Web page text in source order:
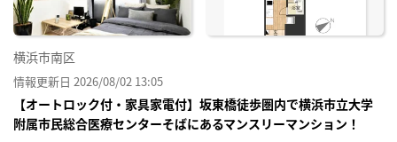
横浜市南区
情報更新日 2026/08/02 13:05
【オートロック付・家具家電付】坂東橋徒歩圏内で横浜市立大学
附属市民総合医療センターそばにあるマンスリーマンション！